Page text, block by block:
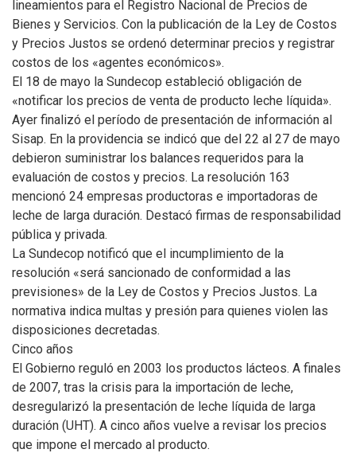
lineamientos para el Registro Nacional de Precios de
Bienes y Servicios. Con la publicación de la Ley de Costos
y Precios Justos se ordenó determinar precios y registrar
costos de los «agentes económicos».
El 18 de mayo la Sundecop estableció obligación de
«notificar los precios de venta de producto leche líquida».
Ayer finalizó el período de presentación de información al
Sisap. En la providencia se indicó que del 22 al 27 de mayo
debieron suministrar los balances requeridos para la
evaluación de costos y precios. La resolución 163
mencionó 24 empresas productoras e importadoras de
leche de larga duración. Destacó firmas de responsabilidad
pública y privada.
La Sundecop notificó que el incumplimiento de la
resolución «será sancionado de conformidad a las
previsiones» de la Ley de Costos y Precios Justos. La
normativa indica multas y presión para quienes violen las
disposiciones decretadas.
Cinco años
El Gobierno reguló en 2003 los productos lácteos. A finales
de 2007, tras la crisis para la importación de leche,
desregularizó la presentación de leche líquida de larga
duración (UHT). A cinco años vuelve a revisar los precios
que impone el mercado al producto.